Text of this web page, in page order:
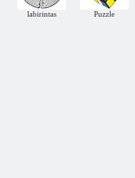
labirintas Puzzle